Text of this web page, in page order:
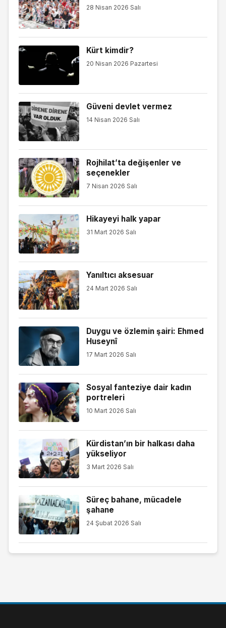
28 Nisan 2026 Salı
Kürt kimdir?
20 Nisan 2026 Pazartesi
Güveni devlet vermez
14 Nisan 2026 Salı
Rojhilat’ta değişenler ve
seçenekler
7 Nisan 2026 Salı
Hikayeyi halk yapar
31 Mart 2026 Salı
Yanıltıcı aksesuar
24 Mart 2026 Salı
Duygu ve özlemin şairi: Ehmed
Huseynî
17 Mart 2026 Salı
Sosyal fanteziye dair kadın
portreleri
10 Mart 2026 Salı
Kürdistan’ın bir halkası daha
yükseliyor
3 Mart 2026 Salı
Süreç bahane, mücadele
şahane
24 Şubat 2026 Salı